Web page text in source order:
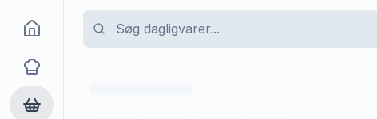
Goma
Opskrifter
Dagligvarer